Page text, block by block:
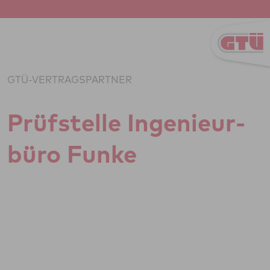
GTÜ-VERTRAGSPARTNER
Prüf­stelle Inge­ni­eu­r­
büro Funke